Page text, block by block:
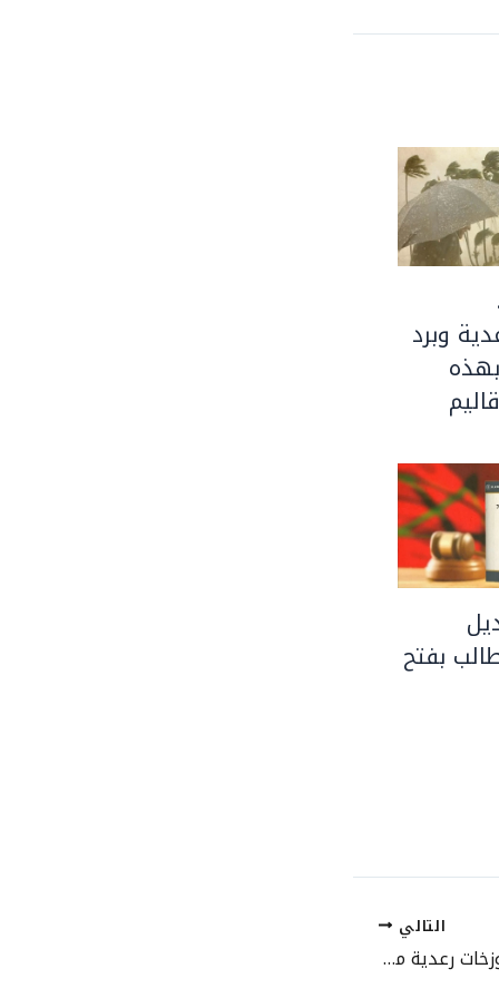
وبرد
بفتح
التالي
استمرار الأجواء الحارة وزخات رعدية مرتقبة بعدد من مناطق المملكة